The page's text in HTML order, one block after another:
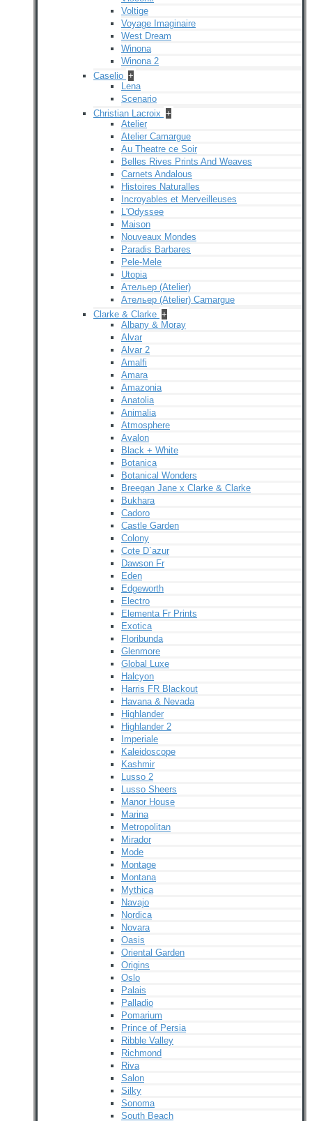
Voltige
Voyage Imaginaire
West Dream
Winona
Winona 2
Caselio +
Lena
Scenario
Christian Lacroix +
Atelier
Atelier Camargue
Au Theatre ce Soir
Belles Rives Prints And Weaves
Carnets Andalous
Histoires Naturalles
Incroyables et Merveilleuses
L'Odyssee
Maison
Nouveaux Mondes
Paradis Barbares
Pele-Mele
Utopia
Ательер (Atelier)
Ательер (Atelier) Camargue
Clarke & Clarke +
Albany & Moray
Alvar
Alvar 2
Amalfi
Amara
Amazonia
Anatolia
Animalia
Atmosphere
Avalon
Black + White
Botanica
Botanical Wonders
Breegan Jane x Clarke & Clarke
Bukhara
Cadoro
Castle Garden
Colony
Cote D`azur
Dawson Fr
Eden
Edgeworth
Electro
Elementa Fr Prints
Exotica
Floribunda
Glenmore
Global Luxe
Halcyon
Harris FR Blackout
Havana & Nevada
Highlander
Highlander 2
Imperiale
Kaleidoscope
Kashmir
Lusso 2
Lusso Sheers
Manor House
Marina
Metropolitan
Mirador
Mode
Montage
Montana
Mythica
Navajo
Nordica
Novara
Oasis
Oriental Garden
Origins
Oslo
Palais
Palladio
Pomarium
Prince of Persia
Ribble Valley
Richmond
Riva
Salon
Silky
Sonoma
South Beach